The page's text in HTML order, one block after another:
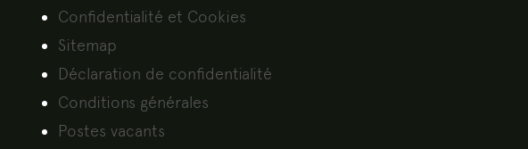
Confidentialité et Cookies
Sitemap
Déclaration de confidentialité
Conditions générales
Postes vacants